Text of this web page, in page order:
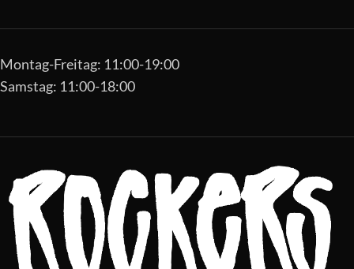
Montag-Freitag: 11:00-19:00
Samstag: 11:00-18:00